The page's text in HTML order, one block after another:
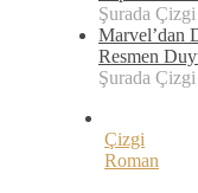
Şurada
Marvel’dan
Resmen
Şurada
Çizgi
Roman